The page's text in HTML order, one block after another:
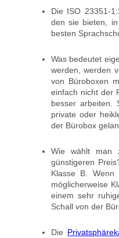
Die ISO 23351-
den sie bieten,
besten
Was bedeutet
werden, werden
von Büroboxen
einfach nicht der
besser arbeiten.
private oder
der Bürobox
Wie wählt man
günstigeren
Klasse B.
möglicherweise
einem sehr
Schall von der
Die